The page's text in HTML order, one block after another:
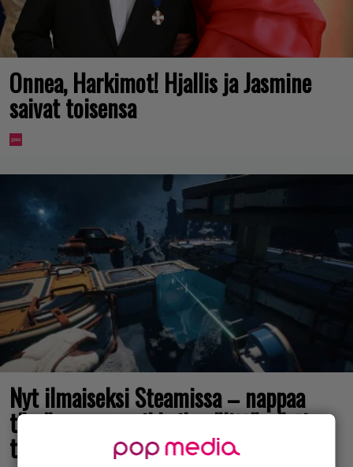
Onnea, Harkimot! Hjallis ja Jasmine
saivat toisensa
Nyt ilmaiseksi Steamissa – nappaa
tämä avaruusseikkailu välittömästi
talteen!